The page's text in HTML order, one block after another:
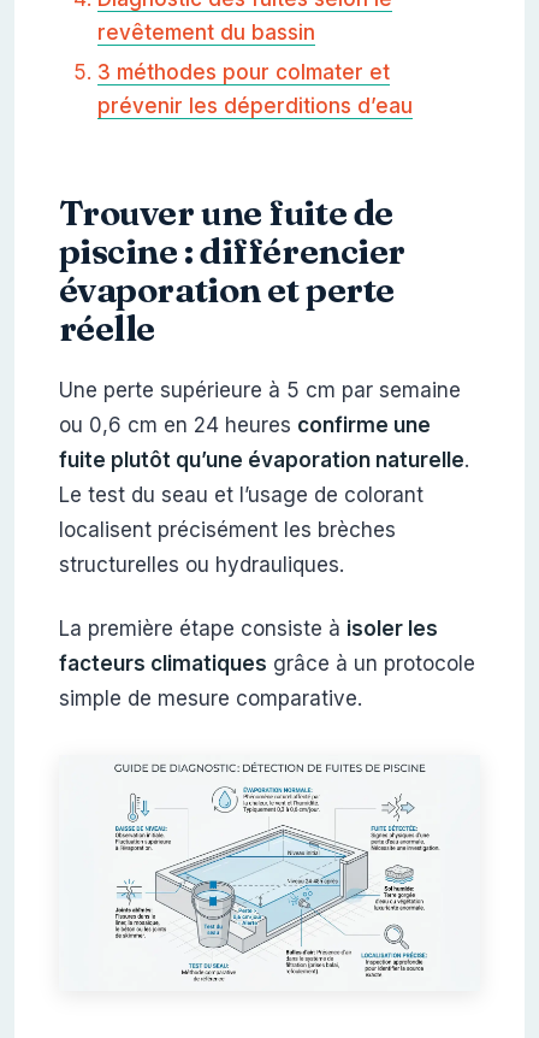
revêtement du bassin
3 méthodes pour colmater et
prévenir les déperditions d’eau
Trouver une fuite de
piscine : différencier
évaporation et perte
réelle
Une perte supérieure à 5 cm par semaine
ou 0,6 cm en 24 heures confirme une
fuite plutôt qu’une évaporation naturelle.
Le test du seau et l’usage de colorant
localisent précisément les brèches
structurelles ou hydrauliques.
La première étape consiste à isoler les
facteurs climatiques grâce à un protocole
simple de mesure comparative.